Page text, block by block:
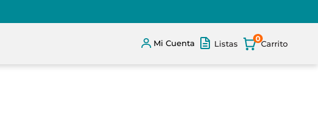
Mi Cuenta Listas
0